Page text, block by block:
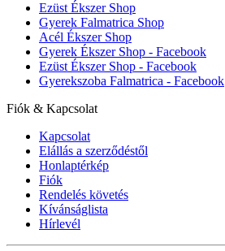
Ezüst Ékszer Shop
Gyerek Falmatrica Shop
Acél Ékszer Shop
Gyerek Ékszer Shop - Facebook
Ezüst Ékszer Shop - Facebook
Gyerekszoba Falmatrica - Facebook
Fiók & Kapcsolat
Kapcsolat
Elállás a szerződéstől
Honlaptérkép
Fiók
Rendelés követés
Kívánságlista
Hírlevél